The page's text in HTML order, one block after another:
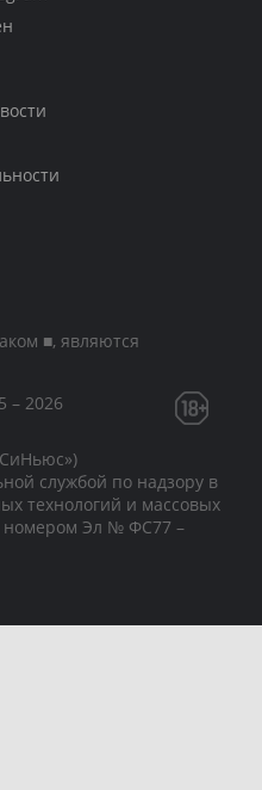
■, являются
– 2026
службой по надзору в
технологий и массовых
номером Эл № ФС77 –